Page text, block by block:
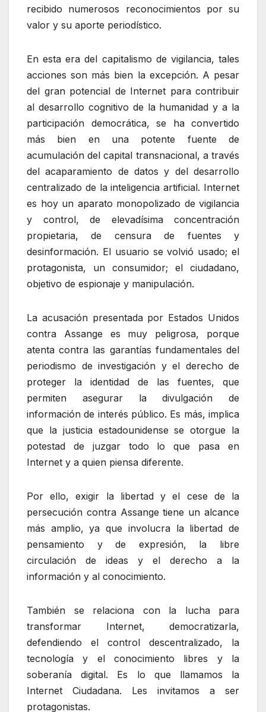
recibido numerosos reconocimientos por su
valor y su aporte periodístico.
En esta era del capitalismo de vigilancia, tales
acciones son más bien la excepción. A pesar
del gran potencial de Internet para contribuir
al desarrollo cognitivo de la humanidad y a la
participación democrática, se ha convertido
más bien en una potente fuente de
acumulación del capital transnacional, a través
del acaparamiento de datos y del desarrollo
centralizado de la inteligencia artificial. Internet
es hoy un aparato monopolizado de vigilancia
y control, de elevadísima concentración
propietaria, de censura de fuentes y
desinformación. El usuario se volvió usado; el
protagonista, un consumidor; el ciudadano,
objetivo de espionaje y manipulación.
La acusación presentada por Estados Unidos
contra Assange es muy peligrosa, porque
atenta contra las garantías fundamentales del
periodismo de investigación y el derecho de
proteger la identidad de las fuentes, que
permiten asegurar la divulgación de
información de interés público. Es más, implica
que la justicia estadounidense se otorgue la
potestad de juzgar todo lo que pasa en
Internet y a quien piensa diferente.
Por ello, exigir la libertad y el cese de la
persecución contra Assange tiene un alcance
más amplio, ya que involucra la libertad de
pensamiento y de expresión, la libre
circulación de ideas y el derecho a la
información y al conocimiento.
También se relaciona con la lucha para
transformar Internet, democratizarla,
defendiendo el control descentralizado, la
tecnología y el conocimiento libres y la
soberanía digital. Es lo que llamamos la
Internet Ciudadana. Les invitamos a ser
protagonistas.